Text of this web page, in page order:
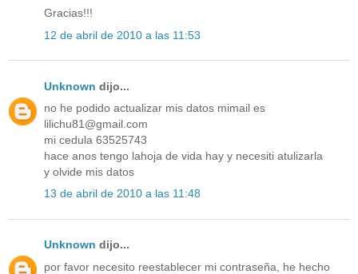
Gracias!!!
12 de abril de 2010 a las 11:53
Unknown dijo...
no he podido actualizar mis datos mimail es
lilichu81@gmail.com
mi cedula 63525743
hace anos tengo lahoja de vida hay y necesiti atulizarla
y olvide mis datos
13 de abril de 2010 a las 11:48
Unknown dijo...
por favor necesito reestablecer mi contraseña, he hecho